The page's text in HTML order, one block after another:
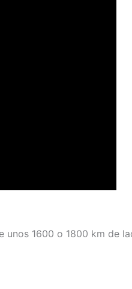
1600 o 1800 km de